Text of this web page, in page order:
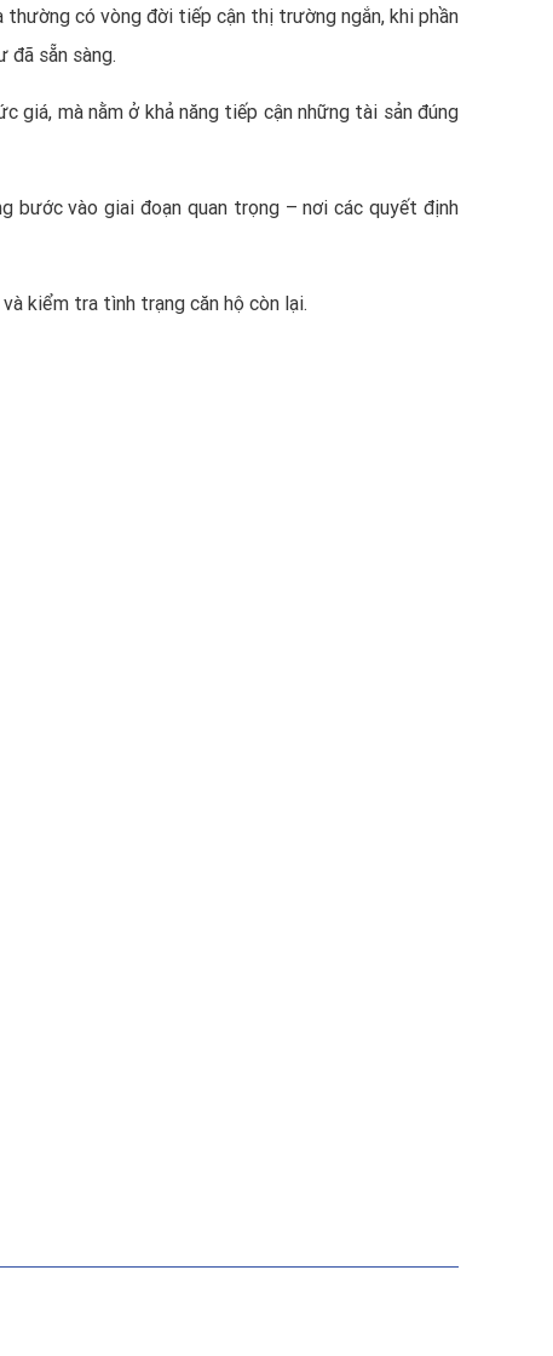
có vòng đời tiếp cận thị trường ngắn, khi phần
đã sẵn sàng.
giá, mà nằm ở khả năng tiếp cận những tài sản đúng
bước vào giai đoạn quan trọng – nơi các quyết định
kiểm tra tình trạng căn hộ còn lại.